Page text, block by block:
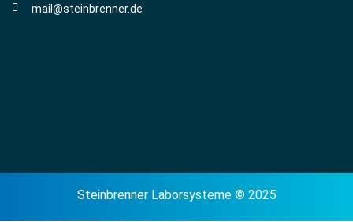
mail@steinbrenner.de
Steinbrenner Laborsysteme © 2025